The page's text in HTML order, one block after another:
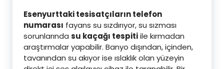
Esenyurttaki tesisatçıların telefon
numarası fayans su sızdırıyor, su sızması
sorunlarında su kaçağı tespitiile kırmadan
araştırmalar yapabilir. Banyo dışından, içinden,
tavanından su akıyor ise ıslaklık olan yüzeyin